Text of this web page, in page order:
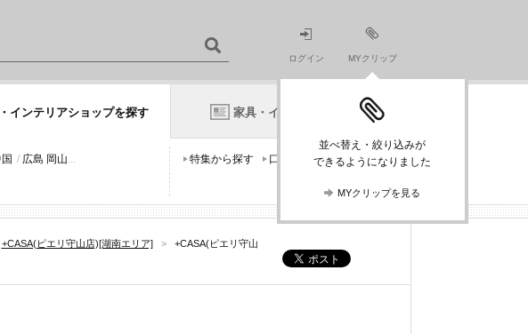
ログイン MYクリップ
並べ替え・絞り込みが
できるようになりました
MYクリップを見る
インテリアショップを探す 家具・インテリアニュース
/ 広島 岡山...
特集から探す 口コミから探す
+CASA(ピエリ守山店)[湖南エリア] >
+CASA(ピエリ守山